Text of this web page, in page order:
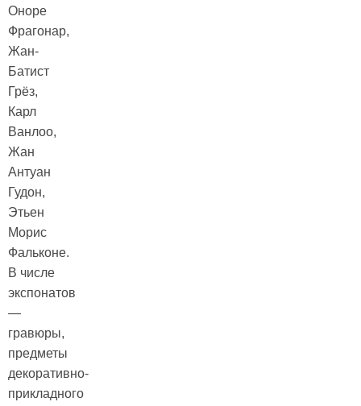
Оноре
Фрагонар,
Жан-
Батист
Грёз,
Карл
Ванлоо,
Жан
Антуан
Гудон,
Этьен
Морис
Фальконе.
В числе
экспонатов
—
гравюры,
предметы
декоративно-
прикладного